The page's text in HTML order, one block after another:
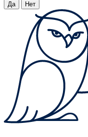
Да Нет